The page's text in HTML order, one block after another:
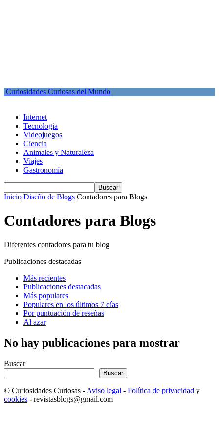
Curiosidades Curiosas del Mundo
Internet
Tecnologia
Videojuegos
Ciencia
Animales y Naturaleza
Viajes
Gastronomía
Inicio Diseño de Blogs Contadores para Blogs
Contadores para Blogs
Diferentes contadores para tu blog
Publicaciones destacadas
Más recientes
Publicaciones destacadas
Más populares
Populares en los últimos 7 días
Por puntuación de reseñas
Al azar
No hay publicaciones para mostrar
Buscar
Buscar
© Curiosidades Curiosas - Aviso legal - Política de privacidad y
cookies - revistasblogs@gmail.com